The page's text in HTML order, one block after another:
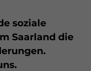
soziale
Saarland die